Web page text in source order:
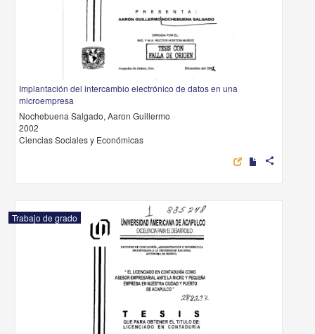
Implantación del intercambio electrónico de datos en una
microempresa
Nochebuena Salgado, Aaron Guillermo
2002
Ciencias Sociales y Económicas
share
Trabajo de grado